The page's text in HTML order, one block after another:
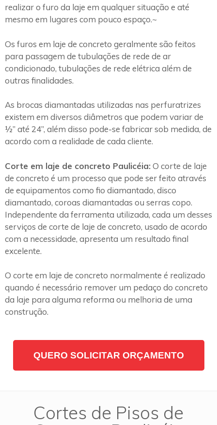
realizar o furo da laje em qualquer situação e até
mesmo em lugares com pouco espaço.~
Os furos em laje de concreto geralmente são feitos
para passagem de tubulações de rede de ar
condicionado, tubulações de rede elétrica além de
outras finalidades.
As brocas diamantadas utilizadas nas perfuratrizes
existem em diversos diâmetros que podem variar de
½” até 24”, além disso pode-se fabricar sob medida, de
acordo com a realidade de cada cliente.
Corte em laje de concreto Paulicéia: O corte de laje
de concreto é um processo que pode ser feito através
de equipamentos como fio diamantado, disco
diamantado, coroas diamantadas ou serras copo.
Independente da ferramenta utilizada, cada um desses
serviços de corte de laje de concreto, usado de acordo
com a necessidade, apresenta um resultado final
excelente.
O corte em laje de concreto normalmente é realizado
quando é necessário remover um pedaço do concreto
da laje para alguma reforma ou melhoria de uma
construção.
QUERO SOLICITAR ORÇAMENTO
Cortes de Pisos de